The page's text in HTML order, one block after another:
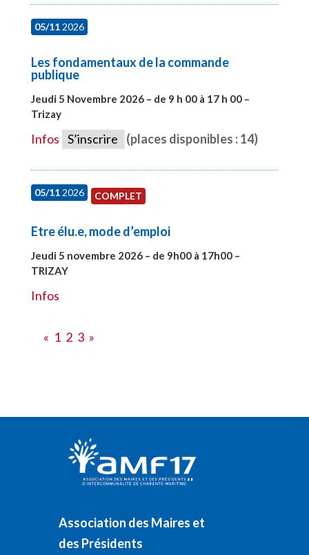
05/112026
Les fondamentaux de la commande
publique
Jeudi 5 Novembre 2026 – de 9 h 00 à 17 h 00 –
Trizay
Infos S’inscrire (places disponibles : 14)
05/112026 COMPLET
Etre élu.e, mode d’emploi
Jeudi 5 novembre 2026 – de 9h00 à 17h00 –
TRIZAY
Infos
« 1 2 3 »
Association des Maires et
des Présidents